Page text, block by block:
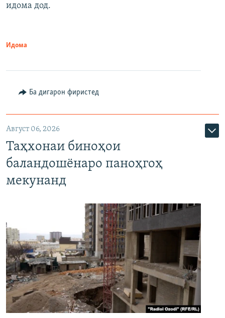
идома дод.
Идома
Ба дигарон фиристед
Август 06, 2026
Таҳхонаи биноҳои
баландошёнаро паноҳгоҳ
мекунанд